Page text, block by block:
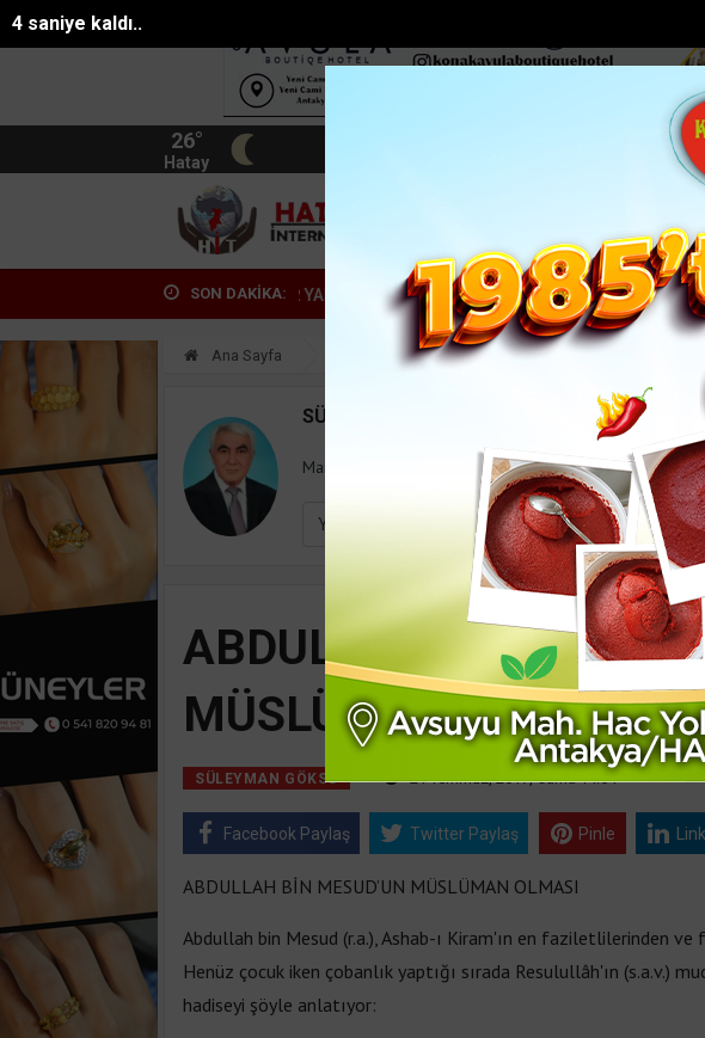
4 saniye kaldı..
26°
Hatay
SON DAKİKA:
HATAYLI GENÇ AĞIR YARALANDI Gazeteci Duygu Öksüz Canova son
Ana Sayfa Süleyman GÖKSU
SÜLEYMAN GÖKSU
Mail: suleymangoksu@gmail.com
ABDULLAH BİN
MÜSLÜMAN OLMASI
SÜLEYMAN GÖKSU 21 Temmuz, 2017, Cuma 14:54
Facebook Paylaş Twitter Paylaş Pinle
ABDULLAH BİN MESUD’UN MÜSLÜMAN OLMASI
Abdullah bin Mesud (r.a.), Ashab-ı Kiram'ın en faziletlilerinden
Henüz çocuk iken çobanlık yaptığı sırada Resulullâh'ın (s.a.v.)
hadiseyi şöyle anlatıyor: